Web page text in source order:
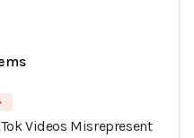
Videos Misrepresent